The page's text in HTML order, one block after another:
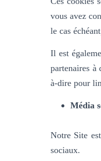
vous avez
le cas
Il est
partenaires
à-dire pour
Média
Notre Site
sociaux.